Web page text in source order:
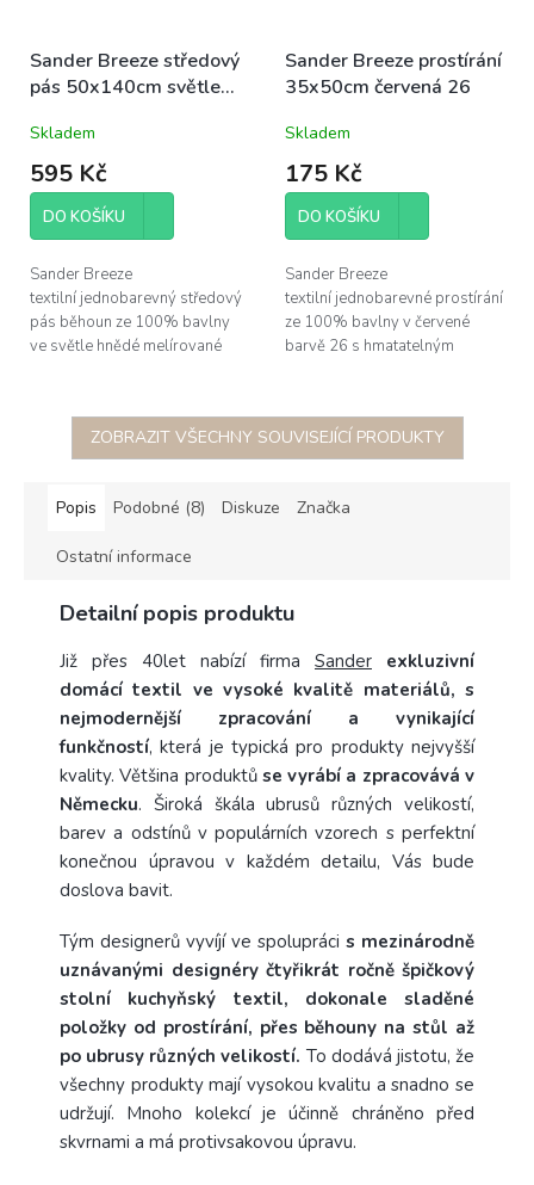
Sander Breeze středový
pás 50x140cm světle
Skladem
595 Kč
DO KOŠÍKU
Sander Breeze
textilní jednobarevný středový
pás běhoun ze 100% bavlny
ve světle hnědé melírované
50x140cm; možné žehlit ...
Sander Breeze prostírání
35x50cm červená 26
Skladem
175 Kč
DO KOŠÍKU
Sander Breeze
textilní jednobarevné prostírání
ze 100% bavlny v červené
barvě 26 s hmatatelným
obou stranách (po...
ZOBRAZIT VŠECHNY SOUVISEJÍCÍ PRODUKTY
Popis Podobné (8) Diskuze Značka
Ostatní informace
Detailní popis produktu
Již přes 40let nabízí firma Sander
exkluzivní
domácí textil ve vysoké kvalitě materiálů, s
nejmodernější zpracování a vynikající
funkčností, která je typická pro produkty nejvyšší
kvality. Většina produktů se vyrábí a zpracovává v
Německu. Široká škála ubrusů různých velikostí,
barev a odstínů v populárních vzorech s perfektní
konečnou úpravou v každém detailu, Vás bude
doslova bavit.
Tým designerů vyvíjí ve spolupráci s mezinárodně
uznávanými designéry čtyřikrát ročně špičkový
stolní kuchyňský textil, dokonale sladěné
položky od prostírání, přes běhouny na stůl až
po ubrusy různých velikostí. To dodává jistotu, že
všechny produkty mají vysokou kvalitu a snadno se
udržují. Mnoho kolekcí je účinně chráněno před
skvrnami a má protivsakovou úpravu.